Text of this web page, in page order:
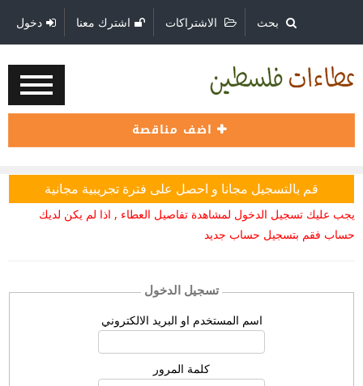
بحث الاشتراكات اشترك معنا دخول
اضف مناقصة
قم بالتسجيل مجانا و احصل على فترة تجريبية مجانية
يجب عليك تسجيل الدخول لمشاهدة تفاصيل العطاء , اذا لم يكن لديك
حساب فقم بتسجيل حساب جديد
تسجيل الدخول
اسم المستخدم او البريد الالكتروني
كلمة المرور